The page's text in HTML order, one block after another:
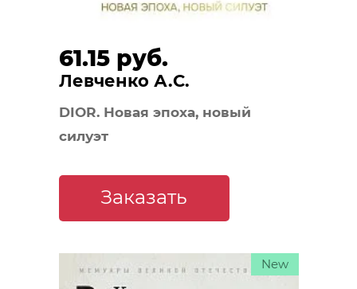
61.15 руб.
Левченко А.С.
DIOR. Новая эпоха, новый
силуэт
Заказать
New